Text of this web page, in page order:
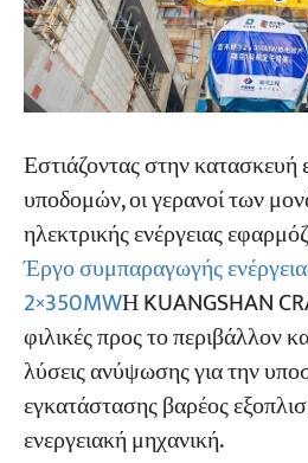
Blogs
Νέα
Εστιάζοντας στην κατασκευή
υποδομών, οι γερανοί των
ηλεκτρικής ενέργειας
Έργο συμπαραγωγής
2×350MWΗ KUANGSHAN
φιλικές προς το περιβάλλον
λύσεις ανύψωσης για την
εγκατάστασης βαρέος
ενεργειακή μηχανική.